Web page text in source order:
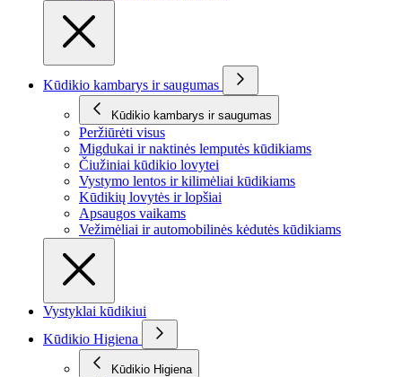
Kūdikio kambarys ir saugumas
Kūdikio kambarys ir saugumas
Peržiūrėti visus
Migdukai ir naktinės lemputės kūdikiams
Čiužiniai kūdikio lovytei
Vystymo lentos ir kilimėliai kūdikiams
Kūdikių lovytės ir lopšiai
Apsaugos vaikams
Vežimėliai ir automobilinės kėdutės kūdikiams
Vystyklai kūdikiui
Kūdikio Higiena
Kūdikio Higiena